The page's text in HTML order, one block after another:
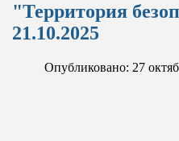
"Территория
21.10.2025
Опубликовано: 27